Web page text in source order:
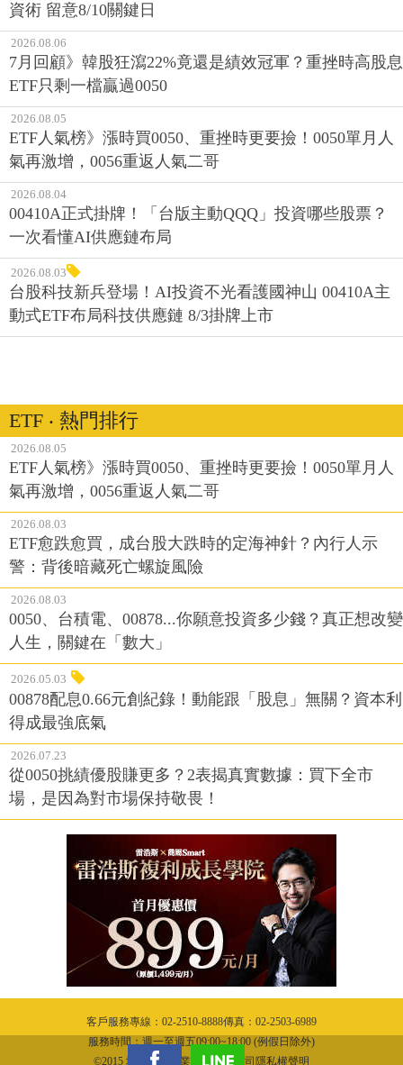
資術 留意8/10關鍵日
2026.08.06
7月回顧》韓股狂瀉22%竟還是績效冠軍？重挫時高股息
ETF只剩一檔贏過0050
2026.08.05
ETF人氣榜》漲時買0050、重挫時更要撿！0050單月人
氣再激增，0056重返人氣二哥
2026.08.04
00410A正式掛牌！「台版主動QQQ」投資哪些股票？
一次看懂AI供應鏈布局
2026.08.03
台股科技新兵登場！AI投資不光看護國神山 00410A主
動式ETF布局科技供應鏈 8/3掛牌上市
ETF ‧ 熱門排行
2026.08.05
ETF人氣榜》漲時買0050、重挫時更要撿！0050單月人
氣再激增，0056重返人氣二哥
2026.08.03
ETF愈跌愈買，成台股大跌時的定海神針？內行人示
警：背後暗藏死亡螺旋風險
2026.08.03
0050、台積電、00878...你願意投資多少錢？真正想改變
人生，關鍵在「數大」
2026.05.03
00878配息0.66元創紀錄！動能跟「股息」無關？資本利
得成最強底氣
2026.07.23
從0050挑績優股賺更多？2表揭真實數據：買下全市
場，是因為對市場保持敬畏！
客戶服務專線：02-2510-8888傳真：02-2503-6989
服務時間：週一至週五09:00~18:00 (例假日除外)
©2015 城邦文化事業股份有限公司隱私權聲明